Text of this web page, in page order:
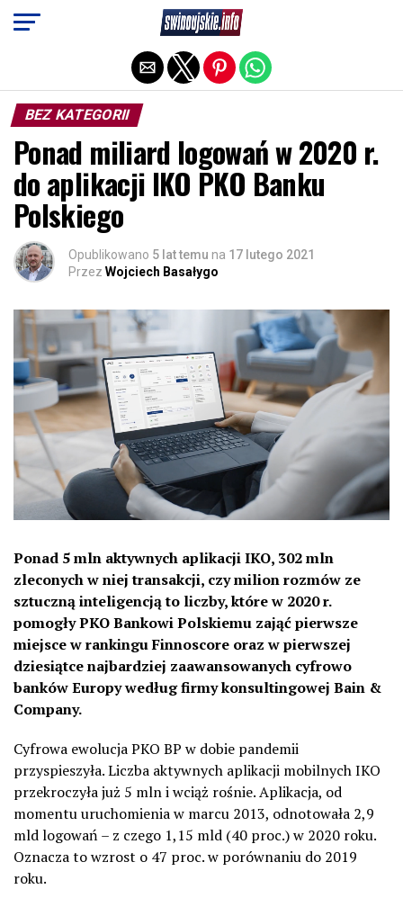
BEZ KATEGORII
Ponad miliard logowań w 2020 r.
do aplikacji IKO PKO Banku
Polskiego
Opublikowano 5 lat temu na 17 lutego 2021
Przez Wojciech Basałygo
Ponad 5 mln aktywnych aplikacji IKO, 302 mln
zleconych w niej transakcji, czy milion rozmów ze
sztuczną inteligencją to liczby, które w 2020 r.
pomogły PKO Bankowi Polskiemu zająć pierwsze
miejsce w rankingu Finnoscore oraz w pierwszej
dziesiątce najbardziej zaawansowanych cyfrowo
banków Europy według firmy konsultingowej Bain &
Company.
Cyfrowa ewolucja PKO BP w dobie pandemii
przyspieszyła. Liczba aktywnych aplikacji mobilnych IKO
przekroczyła już 5 mln i wciąż rośnie. Aplikacja, od
momentu uruchomienia w marcu 2013, odnotowała 2,9
mld logowań – z czego 1,15 mld (40 proc.) w 2020 roku.
Oznacza to wzrost o 47 proc. w porównaniu do 2019
roku.
Exit mobile version